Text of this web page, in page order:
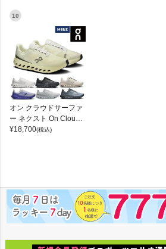
10
オン クラウドサーファ
ー ネクスト On Clouds
urfer Next
¥18,700(税込)